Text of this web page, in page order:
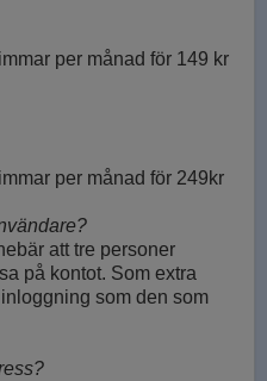
per månad för 149 kr
per månad för 249kr
att tre personer
på kontot. Som extra
som den som